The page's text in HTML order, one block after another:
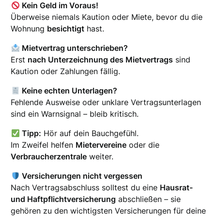
Kein Geld im Voraus!
Überweise niemals Kaution oder Miete, bevor du die
Wohnung besichtigt hast.
Mietvertrag unterschrieben?
Erst nach Unterzeichnung des Mietvertrags sind
Kaution oder Zahlungen fällig.
Keine echten Unterlagen?
Fehlende Ausweise oder unklare Vertragsunterlagen
sind ein Warnsignal – bleib kritisch.
Tipp: Hör auf dein Bauchgefühl.
Im Zweifel helfen Mietervereine oder die
Verbraucherzentrale weiter.
Versicherungen nicht vergessen
Nach Vertragsabschluss solltest du eine Hausrat-
und Haftpflichtversicherung abschließen – sie
gehören zu den wichtigsten Versicherungen für deine